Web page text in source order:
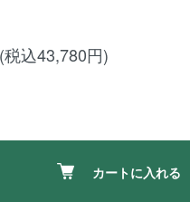
込43,780円)
カートに入れる